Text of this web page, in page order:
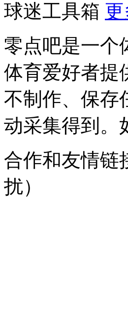
球迷工具箱 更
零点吧是一个
体育爱好者提
不制作、保存
动采集得到。
合作和友情链
扰）